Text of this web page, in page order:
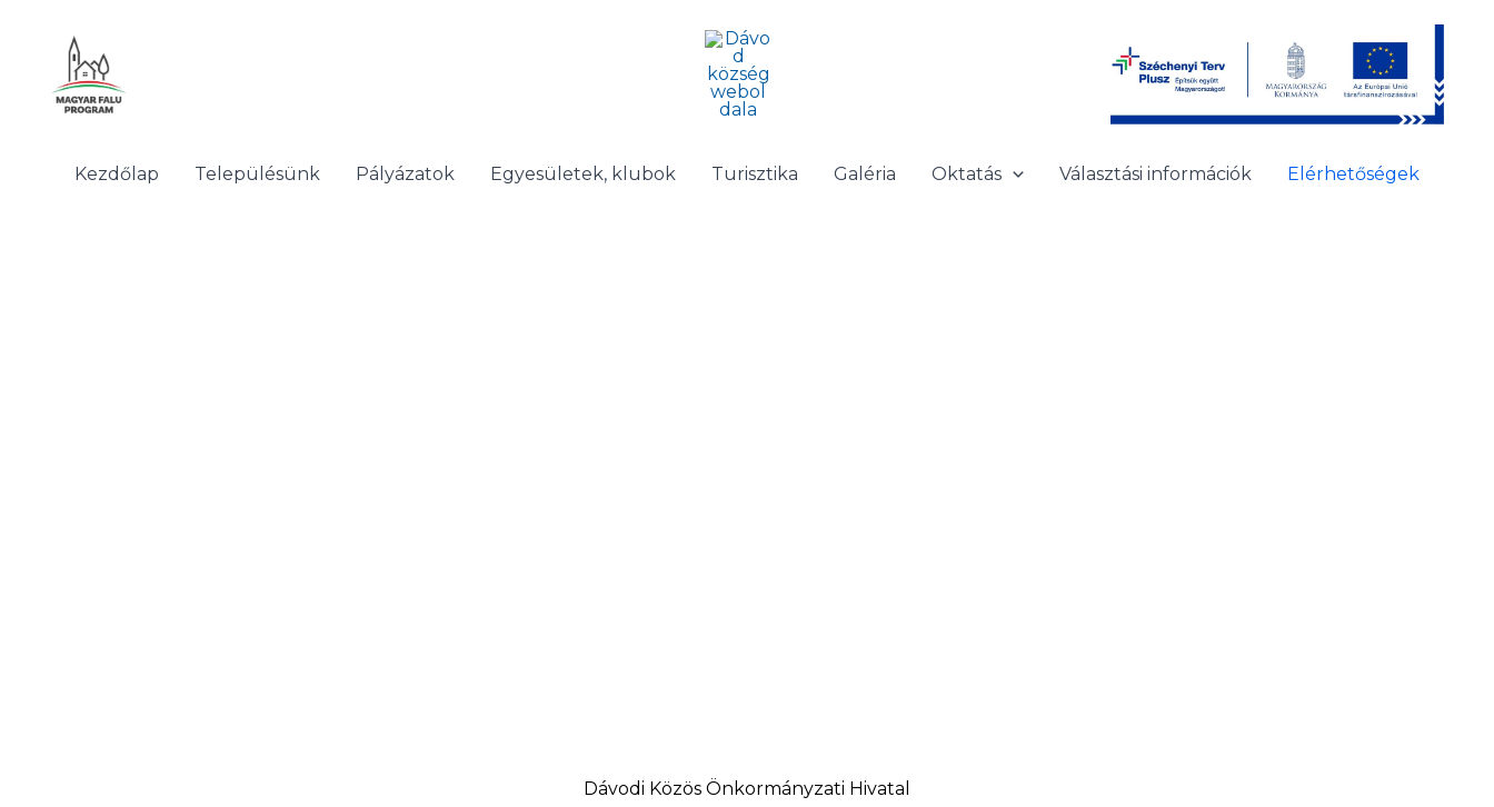
content
Kezdőlap Településünk Pályázatok Egyesületek, klubok Turisztika Galéria Oktatás Választási információk Elérhetőségek
Dávodi Közös Önkormányzati Hivatal